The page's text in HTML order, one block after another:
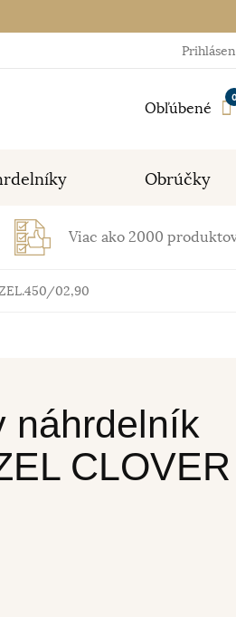
Obľúbené
0
Obrúčky
Viac ako 2000
02,90
náhrdelník
CLOVER